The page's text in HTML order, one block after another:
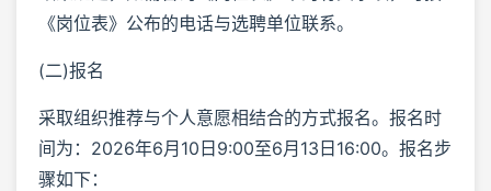
《岗位表》公布的电话与选聘单位联系。
(二)报名
采取组织推荐与个人意愿相结合的方式报名。报名时
间为：2026年6月10日9:00至6月13日16:00。报名步
骤如下：